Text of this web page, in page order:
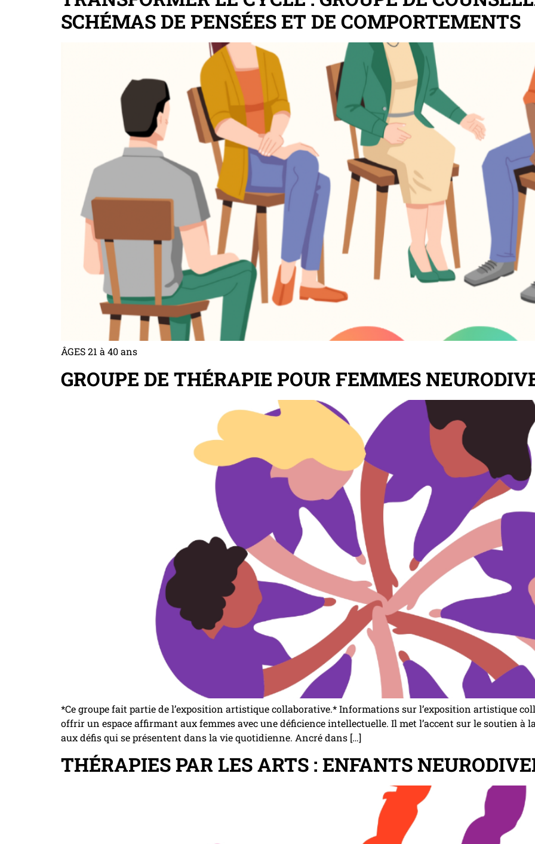
SCHÉMAS DE PENSÉES ET DE COMPORTEMENTS
ÂGES 21 à 40 ans
GROUPE DE THÉRAPIE POUR FEMMES
*Ce groupe fait partie de l’exposition artistique collaborative.* Informations sur l’exposition artistique
offrir un espace affirmant aux femmes avec une déficience intellectuelle. Il met l’accent sur le soutien à
aux défis qui se présentent dans la vie quotidienne. Ancré dans […]
THÉRAPIES PAR LES ARTS : ENFANTS